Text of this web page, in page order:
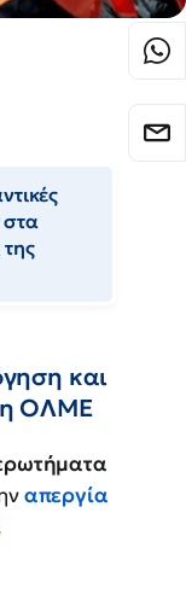
στα
και
η ΟΛΜΕ
απεργία